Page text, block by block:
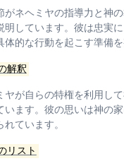
がネヘミヤの指導力と神
明しています。彼は忠実
的な行動を起こす準備を
解釈
ヤが自らの特権を利用し
います。彼の思いは神の家
ています。
リスト